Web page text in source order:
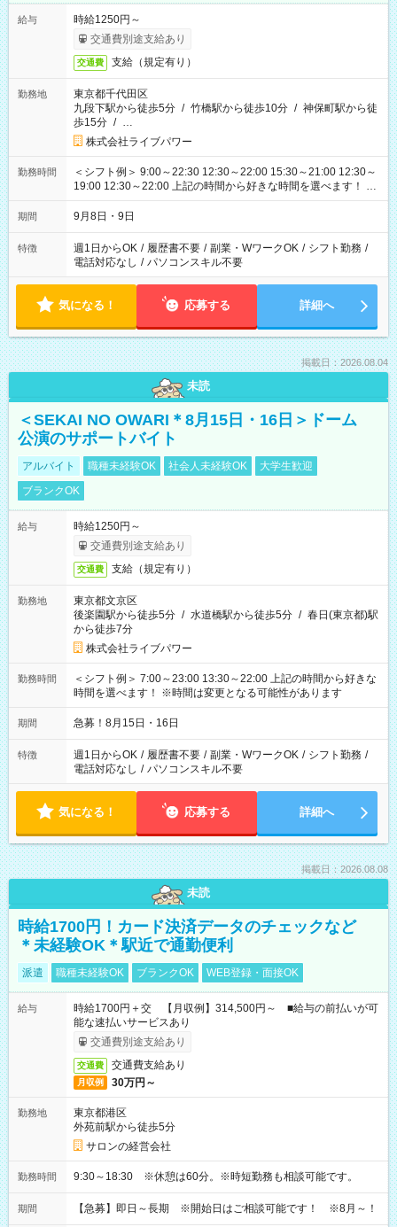
給与
時給1250円～
交通費別途支給あり
交通費 支給（規定有り）
勤務地
東京都千代田区
九段下駅から徒歩5分 / 竹橋駅から徒歩10分 / 神保町駅から徒
歩15分 / …
株式会社ライブパワー
勤務時間
＜シフト例＞ 9:00～22:30 12:30～22:00 15:30～21:00 12:30～
19:00 12:30～22:00 上記の時間から好きな時間を選べます！ ※
時間は変更となる可能性があります
期間 9月8日・9日
特徴 週1日からOK / 履歴書不要 / 副業・WワークOK / シフト勤務 /
電話対応なし / パソコンスキル不要
気になる！ 応募する 詳細へ
掲載日：2026.08.04
未読
＜SEKAI NO OWARI＊8月15日・16日＞ドーム
公演のサポートバイト
アルバイト 職種未経験OK 社会人未経験OK
大学生歓迎
ブランクOK
給与
時給1250円～
交通費別途支給あり
交通費 支給（規定有り）
勤務地
東京都文京区
後楽園駅から徒歩5分 / 水道橋駅から徒歩5分 / 春日(東京都)駅
から徒歩7分
株式会社ライブパワー
勤務時間
＜シフト例＞ 7:00～23:00 13:30～22:00 上記の時間から好きな
時間を選べます！ ※時間は変更となる可能性があります
期間 急募！8月15日・16日
特徴 週1日からOK / 履歴書不要 / 副業・WワークOK / シフト勤務 /
電話対応なし / パソコンスキル不要
気になる！ 応募する 詳細へ
掲載日：2026.08.08
未読
時給1700円！カード決済データのチェックなど
＊未経験OK＊駅近で通勤便利
派遣 職種未経験OK ブランクOK WEB登録・面接OK
給与
時給1700円＋交 【月収例】314,500円～ ■給与の前払いが可
能な速払いサービスあり
交通費別途支給あり
交通費 交通費支給あり
月収例 30万円～
勤務地
東京都港区
外苑前駅から徒歩5分
サロンの経営会社
勤務時間 9:30～18:30 ※休憩は60分。※時短勤務も相談可能です。
期間 【急募】即日～長期 ※開始日はご相談可能です！ ※8月～！